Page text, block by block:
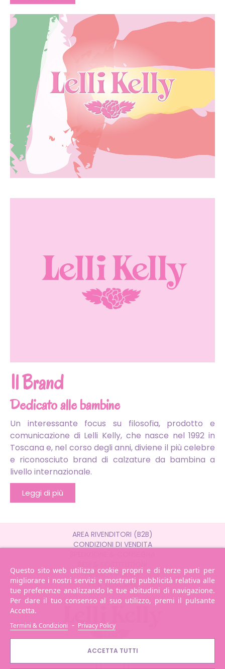
Il Brand
Dedicato alle bambine
Un interessante focus su filosofia, prodotto e
comunicazione di Lelli Kelly, che nasce nel 1992 in
Toscana e, nel corso degli anni, diviene il più celebre
e riconosciuto brand di calzature da bambina a
livello internazionale.
Leggi di più
Questo sito web utilizza cookie propri e di terze parti per
migliorare i nostri servizi e mostrarti pubblicità relativa alle
tue preferenze analizzando le tue abitudini di navigazione.
Per dare il tuo consenso al suo utilizzo, premi il pulsante
Accetta.
Termini & Condizioni - Privacy Policy
ACCETTA TUTTI
AREA RIVENDITORI (B2B)
CONDIZIONI DI VENDITA
PRIVACY POLICY
POR TOSCANA